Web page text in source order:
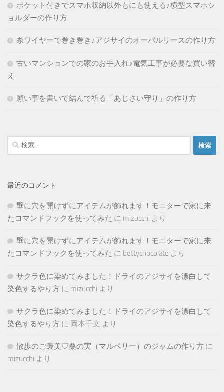
ポケット付きでスマホ収納以外もにも使える♪横型スマホシ
ョルダーの作り方
糸ワイヤーで巻き巻き♪アジサイのオーバルリースの作り方
古いマンションでの家のお手入れ♪電気工事が必要な買い替
え
願い事を書いて結んで祈る「あじさい守り」の作り方
検
索:
最近のコメント
壁に穴を開けずにアイテムが飾れます！モニターで家に来
たコマンドフックを使ってみた に mizucchi より
壁に穴を開けずにアイテムが飾れます！モニターで家に来
たコマンドフックを使ってみた に bettychocolate より
サクラ色に染めてみました！ドライのアジサイを漂白して
染色するやり方 に mizucchi より
サクラ色に染めてみました！ドライのアジサイを漂白して
染色するやり方 に 岡本千文 より
散歩のご褒美♡桑の実（マルベリー）のジャムの作り方 に
mizucchi より